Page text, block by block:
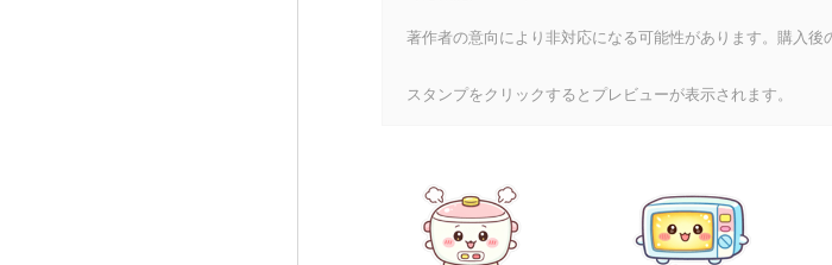
著作者の意向により非対応になる可能性があります。購入後
スタンプをクリックするとプレビューが表示されます。